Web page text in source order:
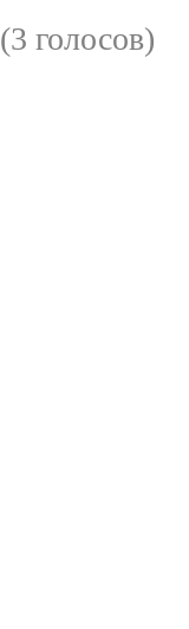
(3 голосов)